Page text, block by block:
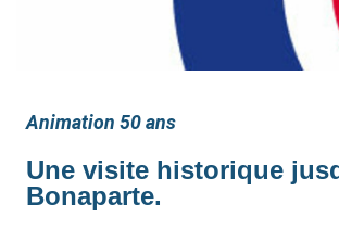
Animation 50 ans
Une visite historique
Bonaparte.